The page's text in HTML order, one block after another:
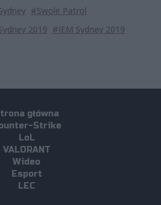
#Swole Patrol
2019 #IEM Sydney 2019
główna
Strike
LoL
VALORANT
Wideo
Esport
LEC